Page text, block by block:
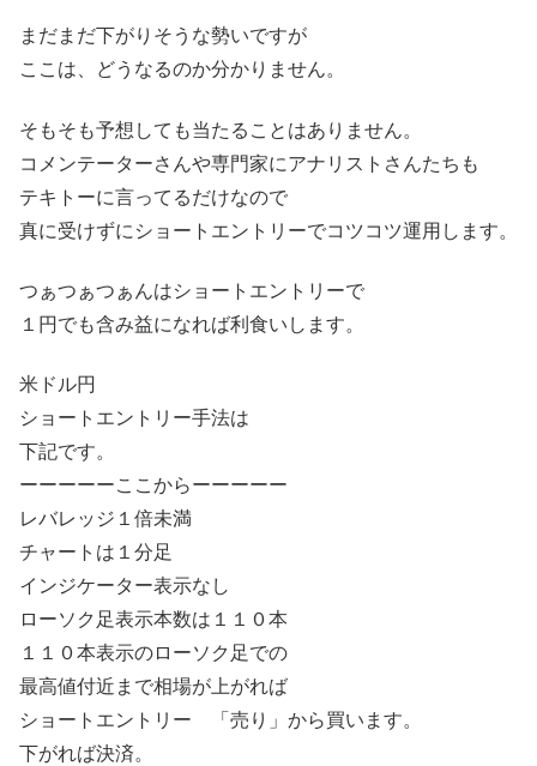
まだまだ下がりそうな勢いですが
ここは、どうなるのか分かりません。
そもそも予想しても当たることはありません。
コメンテーターさんや専門家にアナリストさんたちも
テキトーに言ってるだけなので
真に受けずにショートエントリーでコツコツ運用します。
つぁつぁつぁんはショートエントリーで
１円でも含み益になれば利食いします。
米ドル円
ショートエントリー手法は
下記です。
ーーーーーここからーーーーー
レバレッジ１倍未満
チャートは１分足
インジケーター表示なし
ローソク足表示本数は１１０本
１１０本表示のローソク足での
最高値付近まで相場が上がれば
ショートエントリー 「売り」から買います。
下がれば決済。